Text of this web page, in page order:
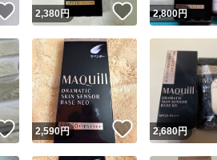
いいね！
2,380円 いいね！
2,800円
いいね！
2,590円 いいね！
2,680円